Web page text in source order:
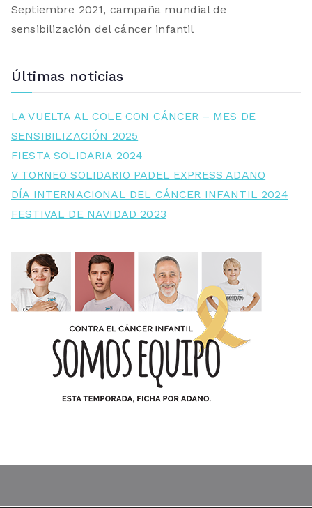
Septiembre 2021, campaña mundial de
sensibilización del cáncer infantil
Últimas noticias
LA VUELTA AL COLE CON CÁNCER – MES DE
SENSIBILIZACIÓN 2025
FIESTA SOLIDARIA 2024
V TORNEO SOLIDARIO PADEL EXPRESS ADANO
DÍA INTERNACIONAL DEL CÁNCER INFANTIL 2024
FESTIVAL DE NAVIDAD 2023